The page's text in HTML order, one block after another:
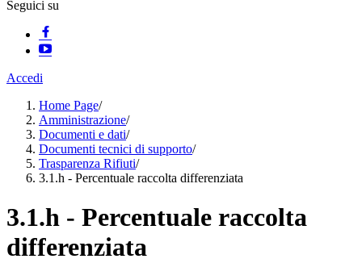
Seguici su
Accedi
Home Page/
Amministrazione/
Documenti e dati/
Documenti tecnici di supporto/
Trasparenza Rifiuti/
3.1.h - Percentuale raccolta differenziata
3.1.h - Percentuale raccolta
differenziata